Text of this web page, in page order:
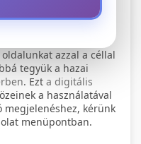
+
repair and
technicians
major brands and
+
azzal a céllal
tegyük a hazai
. Ezt a digitális
a használatával
megjelenéshez, kérünk
menüpontban.